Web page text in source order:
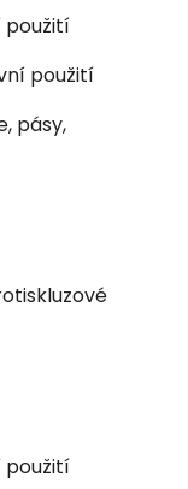
použití
použití
pásy,
použití